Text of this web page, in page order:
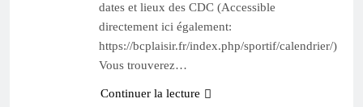
dates et lieux des CDC (Accessible
directement ici également:
https://bcplaisir.fr/index.php/sportif/calendrier/)
Vous trouverez…
Continuer la lecture